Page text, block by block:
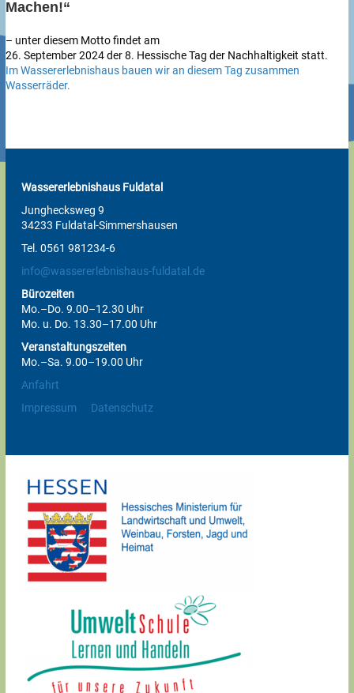
Machen!“
– unter diesem Motto findet am
26. September 2024 der 8. Hessische Tag der Nachhaltigkeit statt.
Im Wassererlebnishaus bauen wir an diesem Tag zusammen
Wasserräder.
Wassererlebnishaus Fuldatal
Junghecksweg 9
34233 Fuldatal-Simmershausen
Tel. 0561 981234-6
info@wassererlebnishaus-fuldatal.de
Bürozeiten
Mo.–Do. 9.00–12.30 Uhr
Mo. u. Do. 13.30–17.00 Uhr
Veranstaltungszeiten
Mo.–Sa. 9.00–19.00 Uhr
Anfahrt
Impressum
Datenschutz